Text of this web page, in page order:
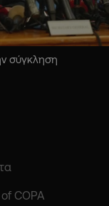
σύγκληση
COPA